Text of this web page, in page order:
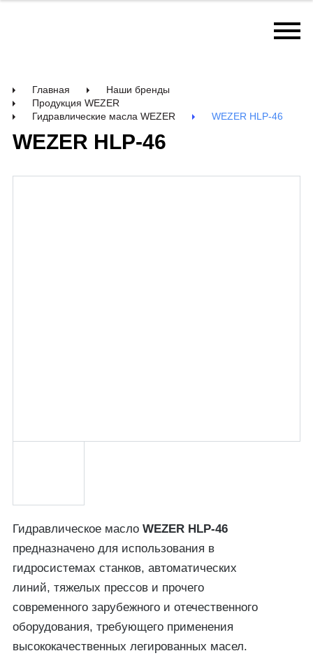
Главная
Наши бренды
Продукция WEZER
Гидравлические масла WEZER
WEZER HLP-46
WEZER HLP-46
Гидравлическое масло WEZER HLP-46
предназначено для использования в
гидросистемах станков, автоматических
линий, тяжелых прессов и прочего
современного зарубежного и отечественного
оборудования, требующего применения
высококачественных легированных масел.